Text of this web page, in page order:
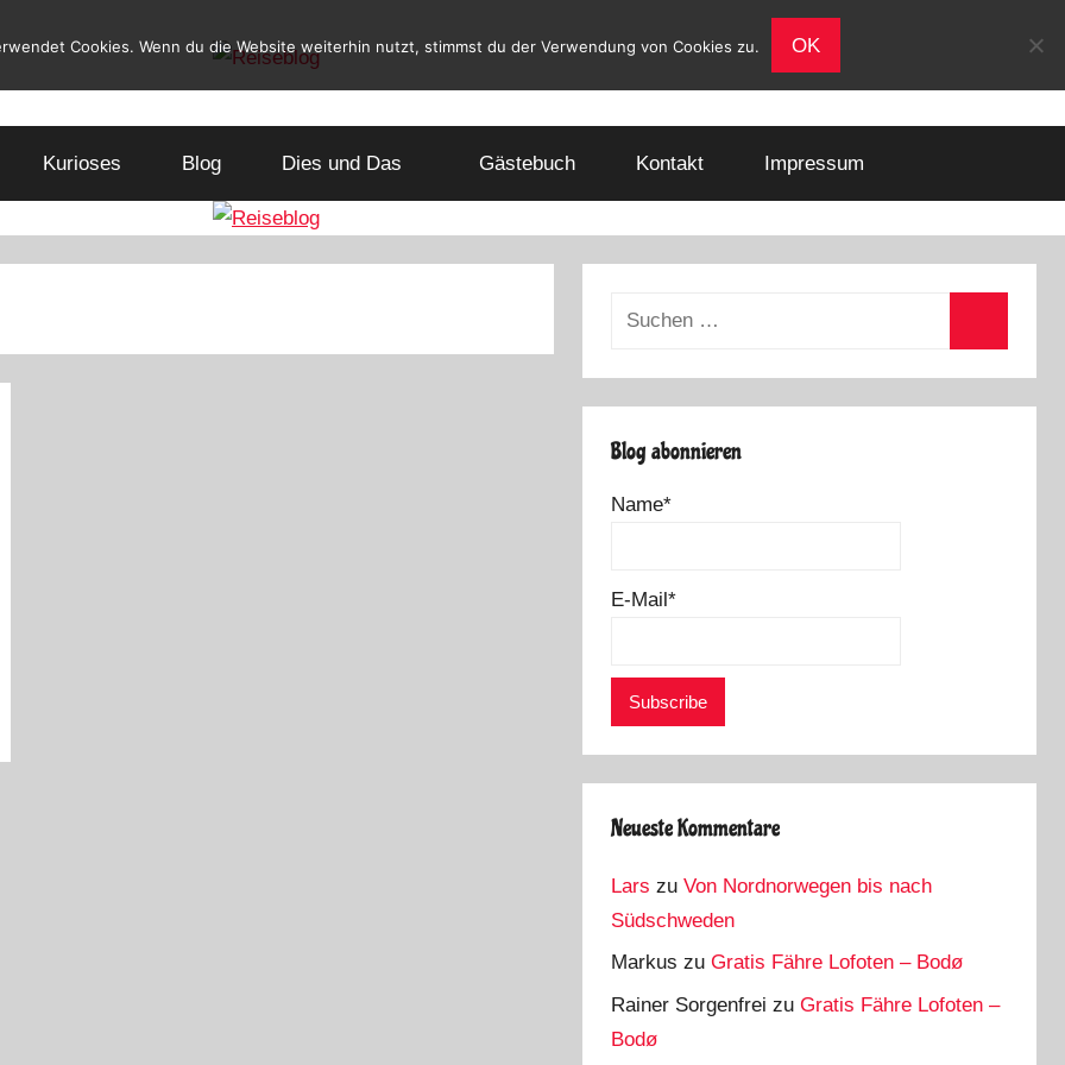
Reiseblog
und
Leben
Wohnmobil
Kurioses Blog Dies und Das Gästebuch Kontakt Impressum
Suchen
Blog abonnieren
Name*
E-Mail*
Neueste Kommentare
Lars zuVon Nordnorwegen bis nach
Südschweden
Markus zuGratis Fähre Lofoten – Bodø
Rainer Sorgenfrei zuGratis Fähre Lofoten –
Bodø
Cookies. Wenn du die Website weiterhin nutzt, stimmst du der Verwendung von Cookies zu. OK